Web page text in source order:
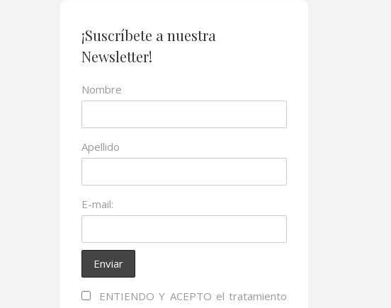
¡Suscríbete a nuestra
Newsletter!
Nombre
Apellido
E-mail:
ENTIENDO Y ACEPTO el tratamiento